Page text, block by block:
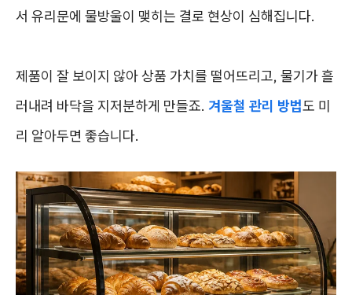
서 유리문에 물방울이 맺히는 결로 현상이 심해집니다.
제품이 잘 보이지 않아 상품 가치를 떨어뜨리고, 물기가 흘
러내려 바닥을 지저분하게 만들죠. 겨울철 관리 방법도 미
리 알아두면 좋습니다.